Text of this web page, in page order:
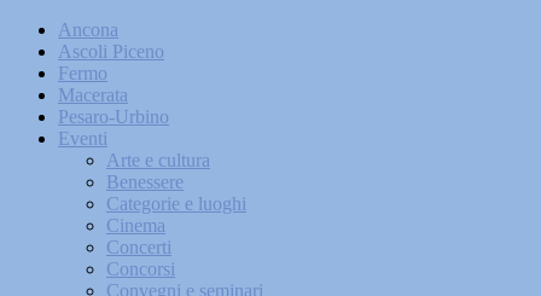
Ancona
Ascoli Piceno
Fermo
Macerata
Pesaro-Urbino
Eventi
Arte e cultura
Benessere
Categorie e luoghi
Cinema
Concerti
Concorsi
Convegni e seminari